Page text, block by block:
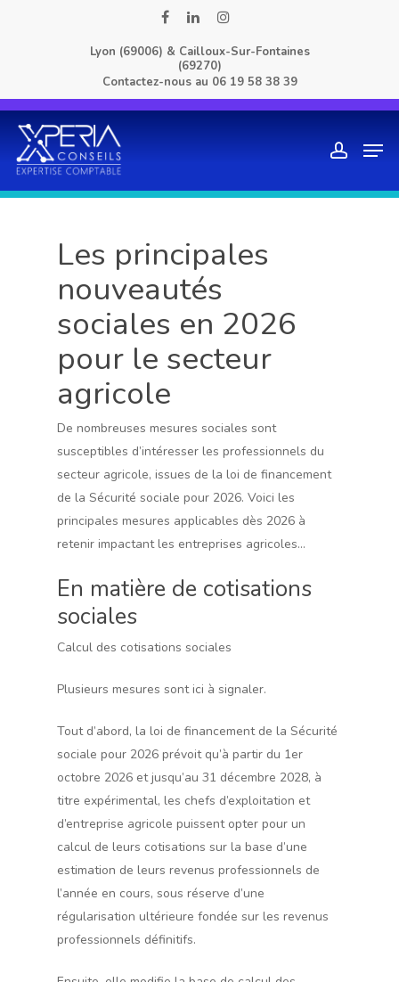
facebooklinkedininstagram
Lyon (69006) & Cailloux-Sur-Fontaines
(69270)
Contactez-nous au 06 19 58 38 39
Les principales
nouveautés
sociales en 2026
pour le secteur
agricole
De nombreuses mesures sociales sont
susceptibles d’intéresser les professionnels du
secteur agricole, issues de la loi de financement
de la Sécurité sociale pour 2026. Voici les
principales mesures applicables dès 2026 à
retenir impactant les entreprises agricoles…
En matière de cotisations
sociales
Calcul des cotisations sociales
Plusieurs mesures sont ici à signaler.
Tout d’abord, la loi de financement de la Sécurité
sociale pour 2026 prévoit qu’à partir du 1er
octobre 2026 et jusqu’au 31 décembre 2028, à
titre expérimental, les chefs d’exploitation et
d’entreprise agricole puissent opter pour un
calcul de leurs cotisations sur la base d’une
estimation de leurs revenus professionnels de
l’année en cours, sous réserve d’une
régularisation ultérieure fondée sur les revenus
professionnels définitifs.